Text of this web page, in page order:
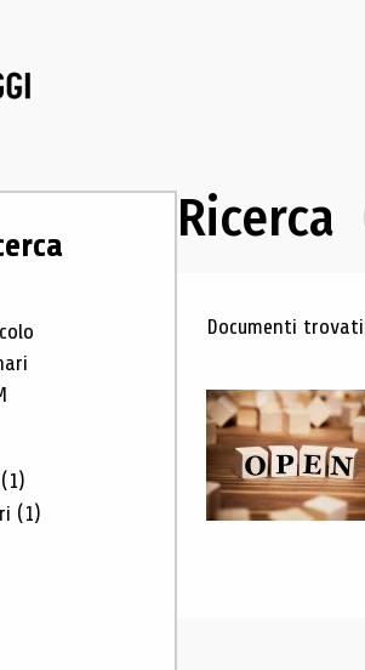
(1)
(1)
Ricerca
Documenti